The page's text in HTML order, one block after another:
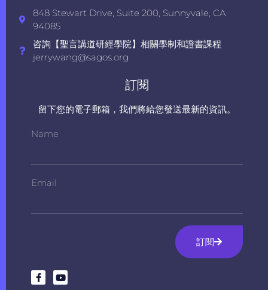
848 Stewart Drive, Suite 200, Sunnyvale, CA
94085
咨詢【聖言講道研經學院】相關學制和證書課程
jerrywang@sagos.org
訂閱
留下您的電子郵箱，我們將給您發送最新的資訊。
Name
Email
訂閱